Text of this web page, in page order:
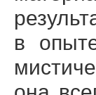
в